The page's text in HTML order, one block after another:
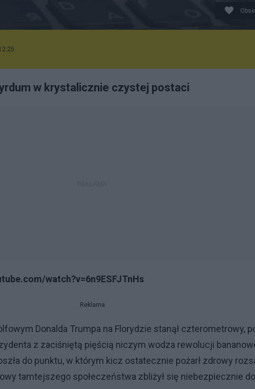
w krystalicznie czystej postaci
watch?v=6n9ESFJTnHs
Reklama
Donalda Trumpa na Florydzie stanął czterometrowy,
z zaciśniętą pięścią niczym wodza rewolucji
do punktu, w którym kicz ostatecznie pożarł zdrowy
tamtejszego społeczeństwa zbliżył się niebezpiecznie